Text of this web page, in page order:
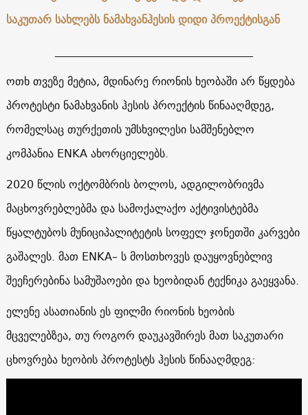
საკუთარ სახლებს ნამახვანჰესის დიდი პროექტისგან
ოთხ თვეზე მეტია, მდინარე რიონის ხეობაში არ წყდება
პროტესტი ნამახვანის ჰესის პროექტის წინააღმდეგ,
რომელსაც თურქეთის უმსხვილესი სამშენებლო
კომპანია ENKA ახორციელებს.
2020 წლის ოქტომბრის ბოლოს, ადგილობრივმა
მაცხოვრებლებმა და სამოქალაქო აქტივისტებმა
წყალტუბოს მუნიციპალიტეტის სოფელ ჯონეთში კარვები
გაშალეს. მათ ENKA– ს მოსთხოვეს დაუყოვნებლივ
შეეჩერებინა სამუშაოები და ხეობიდან ტექნიკა გაეყვანა.
ელენე ასათიანის ეს ფილმი რიონის ხეობის
მცველებზეა, თუ როგორ დაუკავშირეს მათ საკუთარი
ცხოვრება ხეობის პროტესტს ჰესის წინააღმდეგ: